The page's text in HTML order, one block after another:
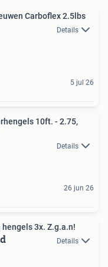
Carboflex 2.5lbs
Details
5 jul 26
10ft. - 2.75,
Details
26 jun 26
3x. Z.g.a.n!
Details